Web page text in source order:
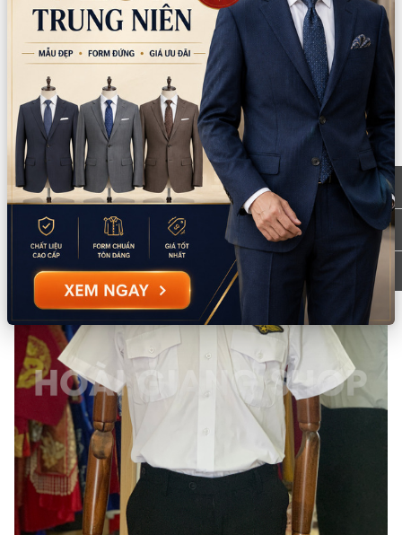
Giặt tay/giặt máy
Không dùng thuốc tẩy Không giặt bằng nước sôi
Mô tả sản phẩm